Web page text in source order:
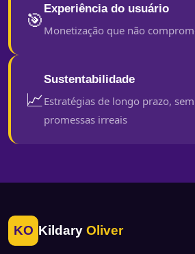
🎯 Experiência do usuário
Monetização que não
📈
Sustentabilidade
Estratégias de longo prazo,
promessas irreais
KO Kildary Oliver